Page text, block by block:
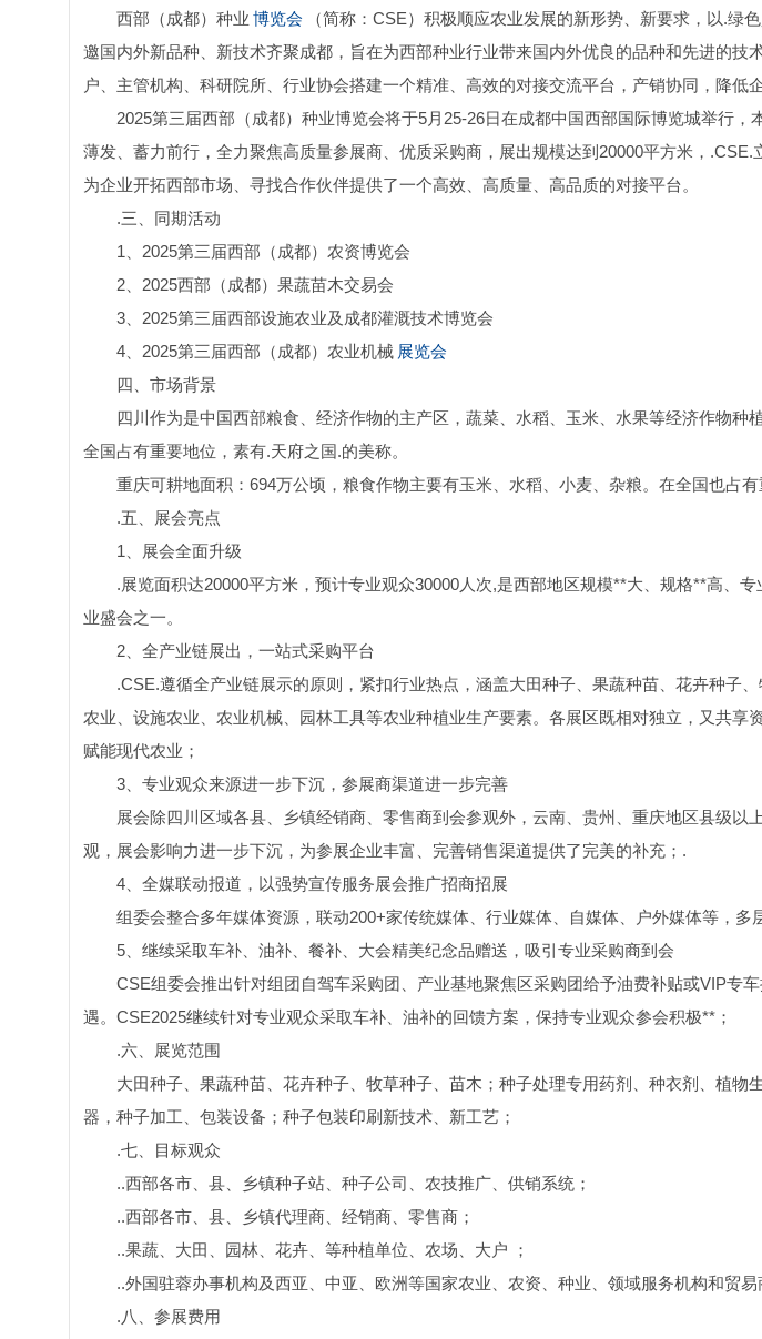
西部（成都）种业 博览会
（简称：CSE）积极顺应农业发展的新形势、新要求，以.绿
邀国内外新品种、新技术齐聚成都，旨在为西部种业行业带来国内外优良的品种和先进的技
户、主管机构、科研院所、行业协会搭建一个精准、高效的对接交流平台，产销协同，降低
2025第三届西部（成都）种业博览会将于5月25-26日在成都中国西部国际博览城举行，
薄发、蓄力前行，全力聚焦高质量参展商、优质采购商，展出规模达到20000平方米，.CSE.
为企业开拓西部市场、寻找合作伙伴提供了一个高效、高质量、高品质的对接平台。
.三、同期活动
1、2025第三届西部（成都）农资博览会
2、2025西部（成都）果蔬苗木交易会
3、2025第三届西部设施农业及成都灌溉技术博览会
4、2025第三届西部（成都）农业机械 展览会
四、市场背景
四川作为是中国西部粮食、经济作物的主产区，蔬菜、水稻、玉米、水果等经济作物种
全国占有重要地位，素有.天府之国.的美称。
重庆可耕地面积：694万公顷，粮食作物主要有玉米、水稻、小麦、杂粮。在全国也占有
.五、展会亮点
1、展会全面升级
.展览面积达20000平方米，预计专业观众30000人次,是西部地区规模**大、规格**高、
业盛会之一。
2、全产业链展出，一站式采购平台
.CSE.遵循全产业链展示的原则，紧扣行业热点，涵盖大田种子、果蔬种苗、花卉种子
农业、设施农业、农业机械、园林工具等农业种植业生产要素。各展区既相对独立，又共享
赋能现代农业；
3、专业观众来源进一步下沉，参展商渠道进一步完善
展会除四川区域各县、乡镇经销商、零售商到会参观外，云南、贵州、重庆地区县级以
观，展会影响力进一步下沉，为参展企业丰富、完善销售渠道提供了完美的补充；.
4、全媒联动报道，以强势宣传服务展会推广招商招展
组委会整合多年媒体资源，联动200+家传统媒体、行业媒体、自媒体、户外媒体等，多
5、继续采取车补、油补、餐补、大会精美纪念品赠送，吸引专业采购商到会
CSE组委会推出针对组团自驾车采购团、产业基地聚焦区采购团给予油费补贴或VIP专
遇。CSE2025继续针对专业观众采取车补、油补的回馈方案，保持专业观众参会积极**；
.六、展览范围
大田种子、果蔬种苗、花卉种子、牧草种子、苗木；种子处理专用药剂、种衣剂、植物
器，种子加工、包装设备；种子包装印刷新技术、新工艺；
.七、目标观众
..西部各市、县、乡镇种子站、种子公司、农技推广、供销系统；
..西部各市、县、乡镇代理商、经销商、零售商；
..果蔬、大田、园林、花卉、等种植单位、农场、大户 ；
..外国驻蓉办事机构及西亚、中亚、欧洲等国家农业、农资、种业、领域服务机构和贸易
.八、参展费用